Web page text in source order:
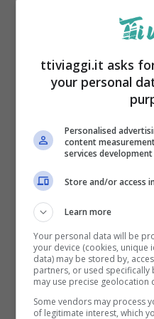
Un luogo da sogno
Danimarca per chi
arrivano nel Paese
più ambiti è un
Aero e che
ttiviaggi.it asks
your personal
Personalised
content
services development
Store and/or access
Learn more
Your personal data will be
your device (cookies, unique
data) may be stored by,
partners, or used specifically
may use precise geolocation
Some vendors may process
of legitimate interest, which